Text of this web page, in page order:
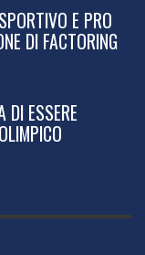
E PRO
DI FACTORING
DI ESSERE